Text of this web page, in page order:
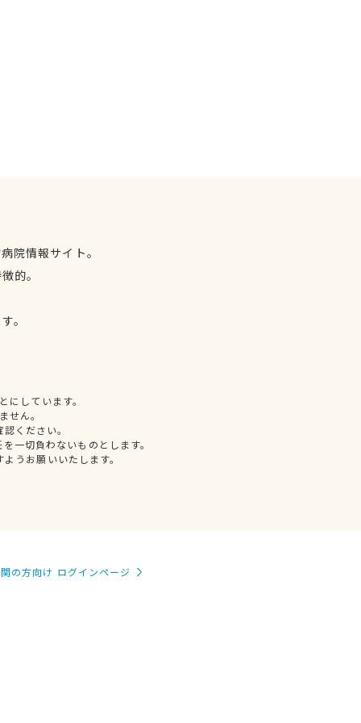
院情報サイト。
的。
。
しています。
せん。
ください。
一切負わないものとします。
うお願いいたします。
の方向け ログインページ